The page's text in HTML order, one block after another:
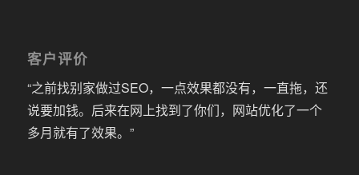
客户评价
“之前找别家做过SEO，一点效果都没有，一直拖，还
说要加钱。后来在网上找到了你们，网站优化了一个
多月就有了效果。”